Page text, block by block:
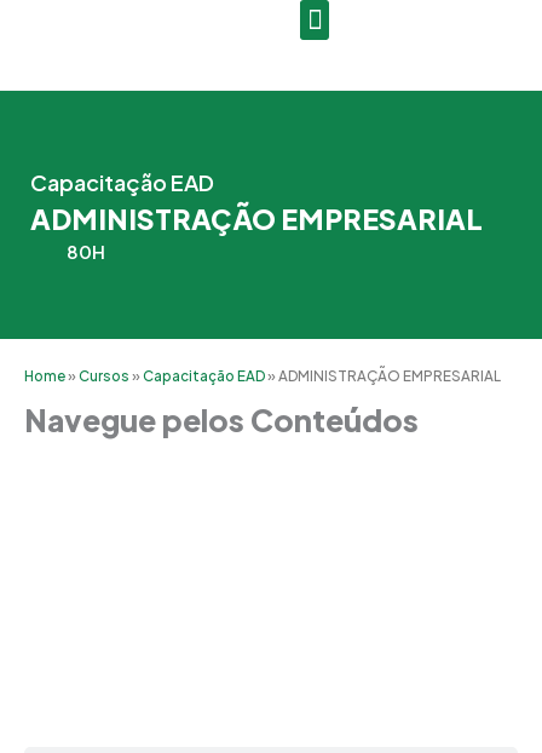
Capacitação EAD
ADMINISTRAÇÃO EMPRESARIAL
80H
Home»Cursos »Capacitação EAD»ADMINISTRAÇÃO EMPRESARIAL
Navegue pelos Conteúdos